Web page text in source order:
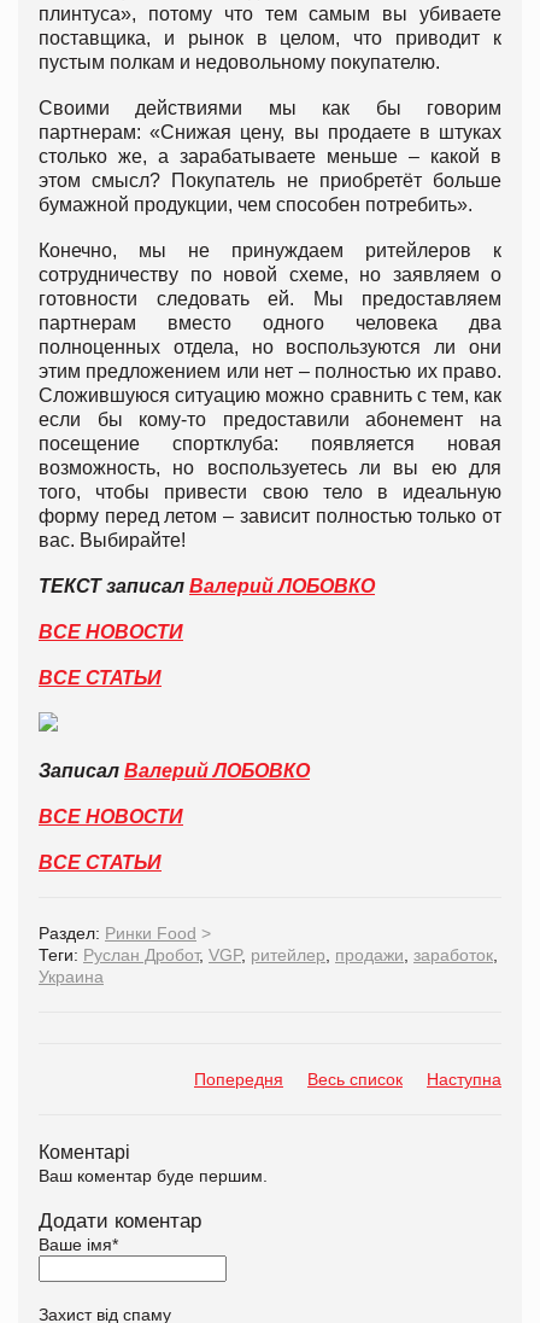
плинтуса», потому что тем самым вы убиваете
поставщика, и рынок в целом, что приводит к
пустым полкам и недовольному покупателю.
Своими действиями мы как бы говорим
партнерам: «Снижая цену, вы продаете в штуках
столько же, а зарабатываете меньше – какой в
этом смысл? Покупатель не приобретёт больше
бумажной продукции, чем способен потребить».
Конечно, мы не принуждаем ритейлеров к
сотрудничеству по новой схеме, но заявляем о
готовности следовать ей. Мы предоставляем
партнерам вместо одного человека два
полноценных отдела, но воспользуются ли они
этим предложением или нет – полностью их право.
Сложившуюся ситуацию можно сравнить с тем, как
если бы кому-то предоставили абонемент на
посещение спортклуба: появляется новая
возможность, но воспользуетесь ли вы ею для
того, чтобы привести свою тело в идеальную
форму перед летом – зависит полностью только от
вас. Выбирайте!
ТЕКСТ записал Валерий ЛОБОВКО
ВСЕ НОВОСТИ
ВСЕ СТАТЬИ
Записал Валерий ЛОБОВКО
ВСЕ НОВОСТИ
ВСЕ СТАТЬИ
Раздел: Ринки Food >
Теги: Руслан Дробот, VGP, ритейлер, продажи, заработок,
Украина
Попередня Весь список Наступна
Коментарі
Ваш коментар буде першим.
Додати коментар
Ваше імя*
Захист від спаму